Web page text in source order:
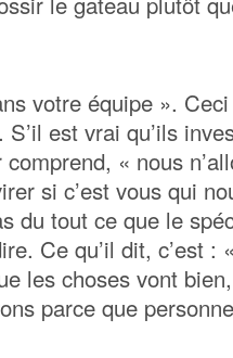
votre équipe ».
est vrai qu’ils
comprend, « nous
si c’est vous qui
du tout ce que le
Ce qu’il dit, c’est :
les choses vont
parce que